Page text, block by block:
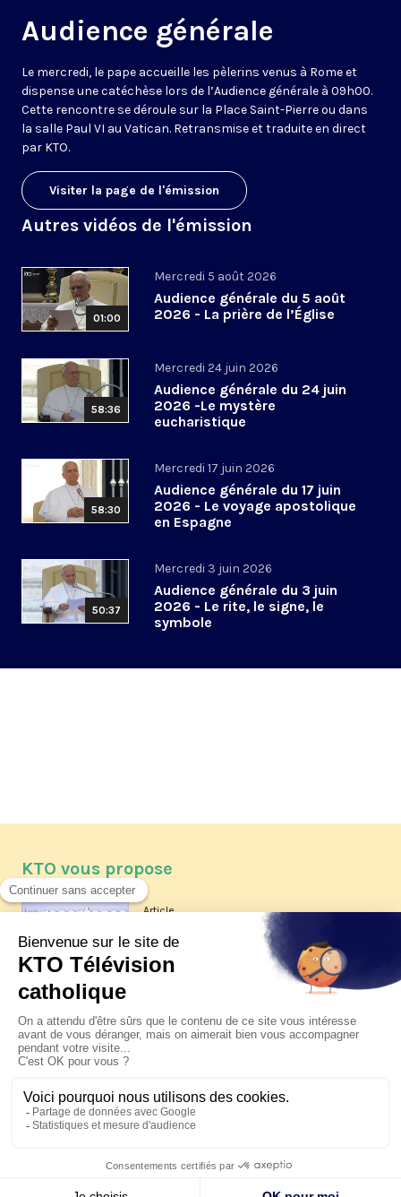
Audience générale
Le mercredi, le pape accueille les pèlerins venus à Rome et
dispense une catéchèse lors de l’Audience générale à 09h00.
Cette rencontre se déroule sur la Place Saint-Pierre ou dans
la salle Paul VI au Vatican. Retransmise et traduite en direct
par KTO.
Visiter la page de l'émission
Autres vidéos de l'émission
01:00
Mercredi 5 août 2026
Audience générale du 5 août
2026 - La prière de l’Église
58:36
Mercredi 24 juin 2026
Audience générale du 24 juin
2026 -Le mystère
eucharistique
58:30
Mercredi 17 juin 2026
Audience générale du 17 juin
2026 - Le voyage apostolique
en Espagne
50:37
Mercredi 3 juin 2026
Audience générale du 3 juin
2026 - Le rite, le signe, le
symbole
KTO vous propose
Article
Les reportages d'été 2026 de KTO
La visite pastorale du pape Léon
XIV à Assise à suivre sur KTO le
jeudi 6 août
Le pape en Uruguay, Argentine et
Pérou du 6 au 17 novembre 2026